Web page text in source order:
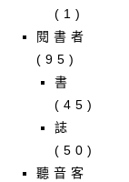
(1)
閱書者
(95)
書
(45)
誌
(50)
聽音客